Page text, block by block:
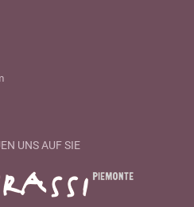
UNS AUF SIE